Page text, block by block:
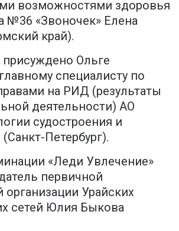
возможностями здоровья
№36 «Звоночек» Елена
край).
присуждено Ольге
специалисту по
на РИД (результаты
деятельности) АО
судостроения и
Петербург).
«Леди Увлечение»
первичной
Урайских
сетей Юлия Быкова